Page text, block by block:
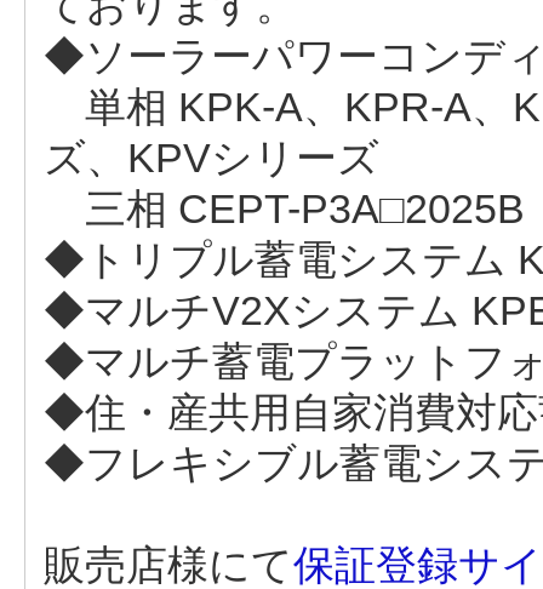
◆ソーラーパワーコンデ
単相 KPK-A、KPR-A、
ズ、KPVシリーズ
三相 CEPT-P3A□2025B
◆トリプル蓄電システム
◆マルチV2Xシステム
◆マルチ蓄電プラットフ
◆住・産共用自家消費対
◆フレキシブル蓄電シス
販売店様にて保証登録サ